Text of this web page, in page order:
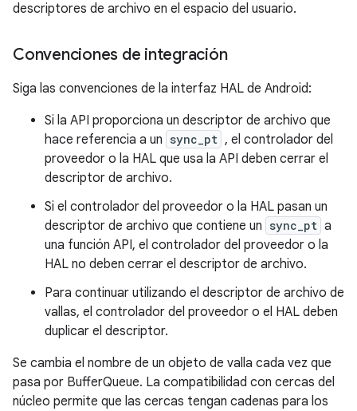
descriptores de archivo en el espacio del usuario.
Convenciones de integración
Siga las convenciones de la interfaz HAL de Android:
Si la API proporciona un descriptor de archivo que
hace referencia a un sync_pt , el controlador del
proveedor o la HAL que usa la API deben cerrar el
descriptor de archivo.
Si el controlador del proveedor o la HAL pasan un
descriptor de archivo que contiene un sync_pt a
una función API, el controlador del proveedor o la
HAL no deben cerrar el descriptor de archivo.
Para continuar utilizando el descriptor de archivo de
vallas, el controlador del proveedor o el HAL deben
duplicar el descriptor.
Se cambia el nombre de un objeto de valla cada vez que
pasa por BufferQueue. La compatibilidad con cercas del
núcleo permite que las cercas tengan cadenas para los